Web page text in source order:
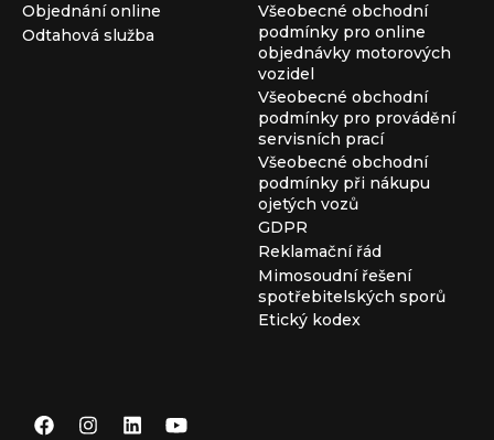
Objednání online
Odtahová služba
Všeobecné obchodní
podmínky pro online
objednávky motorových
vozidel
Všeobecné obchodní
podmínky pro provádění
servisních prací
Všeobecné obchodní
podmínky při nákupu
ojetých vozů
GDPR
Reklamační řád
Mimosoudní řešení
spotřebitelských sporů
Etický kodex